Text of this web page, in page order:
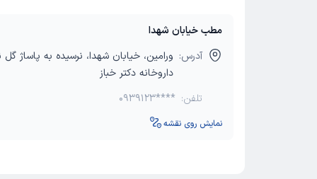
مطب خیابان شهدا
آدرس: ورامین، خیابان شهدا، نرسیده به پاساژ
داروخانه دکتر خباز
تلفن: 0939123****
نمایش روی نقشه